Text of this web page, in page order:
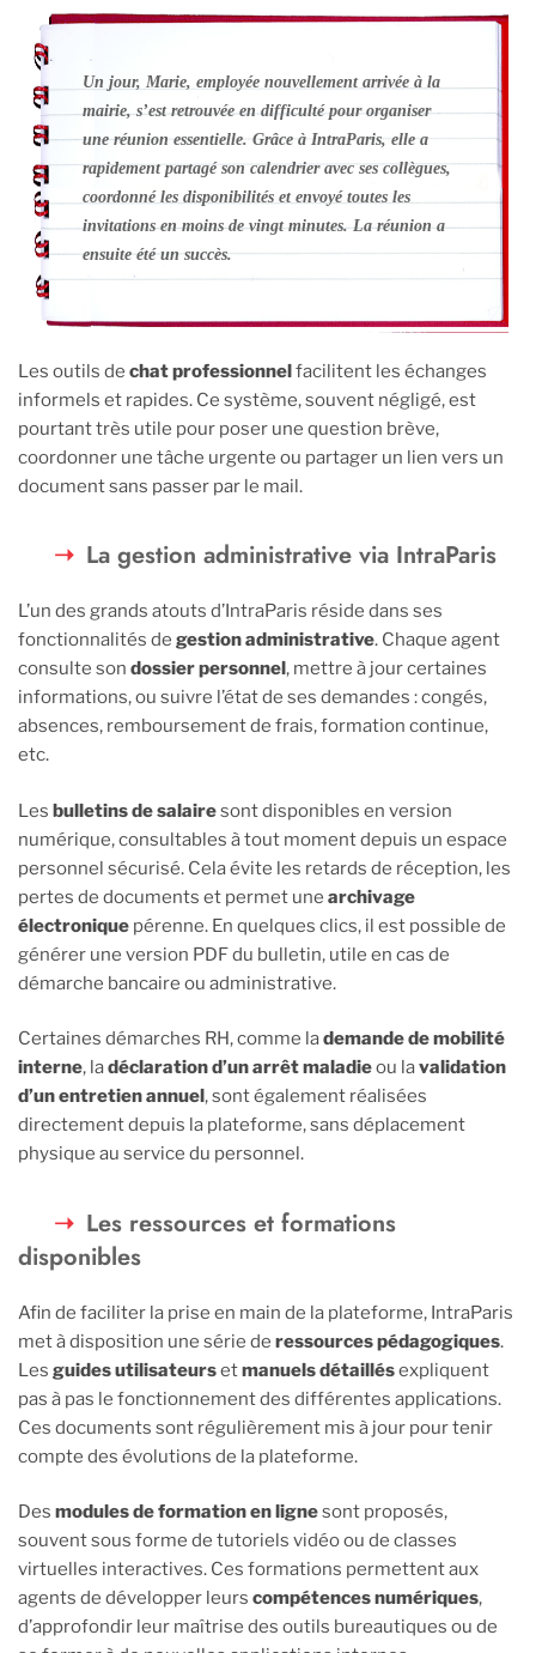
Un jour, Marie, employée nouvellement arrivée à la
mairie, s’est retrouvée en difficulté pour organiser
une réunion essentielle. Grâce à IntraParis, elle a
rapidement partagé son calendrier avec ses collègues,
coordonné les disponibilités et envoyé toutes les
invitations en moins de vingt minutes. La réunion a
ensuite été un succès.
Les outils de chat professionnelfacilitent les échanges
informels et rapides. Ce système, souvent négligé, est
pourtant très utile pour poser une question brève,
coordonner une tâche urgente ou partager un lien vers un
document sans passer par le mail.
La gestion administrative via IntraParis
L’un des grands atouts d’IntraParis réside dans ses
fonctionnalités de gestion administrative. Chaque agent
consulte son dossier personnel, mettre à jour certaines
informations, ou suivre l’état de ses demandes : congés,
absences, remboursement de frais, formation continue,
etc.
Les bulletins de salairesont disponibles en version
numérique, consultables à tout moment depuis un espace
personnel sécurisé. Cela évite les retards de réception, les
pertes de documents et permet une archivage
électronique pérenne. En quelques clics, il est possible de
générer une version PDF du bulletin, utile en cas de
démarche bancaire ou administrative.
Certaines démarches RH, comme lademande de mobilité
interne, ladéclaration d’un arrêt maladieou lavalidation
d’un entretien annuel, sont également réalisées
directement depuis la plateforme, sans déplacement
physique au service du personnel.
Les ressources et formations
disponibles
Afin de faciliter la prise en main de la plateforme, IntraParis
met à disposition une série de ressources pédagogiques.
Les guides utilisateursetmanuels détaillésexpliquent
pas à pas le fonctionnement des différentes applications.
Ces documents sont régulièrement mis à jour pour tenir
compte des évolutions de la plateforme.
Des modules de formation en lignesont proposés,
souvent sous forme de tutoriels vidéo ou de classes
virtuelles interactives. Ces formations permettent aux
agents de développer leurs compétences numériques,
d’approfondir leur maîtrise des outils bureautiques ou de